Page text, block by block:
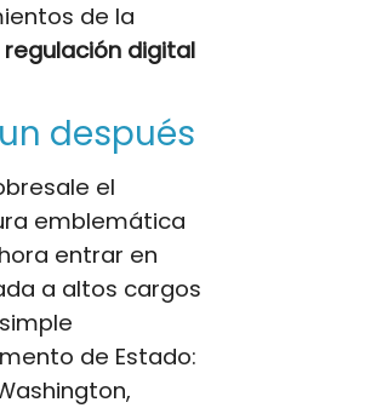
de la
regulación digital
después
el
emblemática
entrar en
a altos cargos
de Estado: